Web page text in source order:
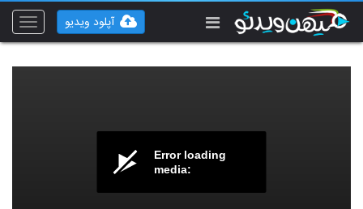
Toggle
آپلود ویدیو
Error loading
media: